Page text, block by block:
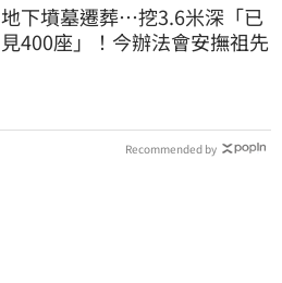
地下墳墓遷葬…挖3.6米深「已
見400座」！今辦法會安撫祖先
Recommended by